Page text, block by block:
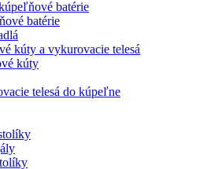
batérie
batérie
kúty a vykurovacie telesá
kúty
telesá do kúpeľne